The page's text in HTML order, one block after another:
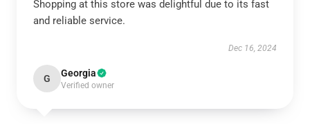
Shopping at this store was delightful due to its fast
and reliable service.
Dec 16, 2024
G Georgia
Verified owner